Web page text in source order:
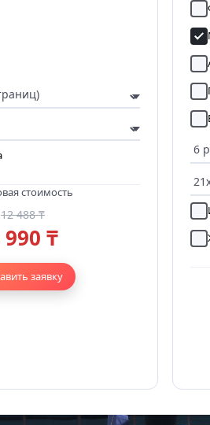
стоимость
12 488 ₸
990 ₸
заявку